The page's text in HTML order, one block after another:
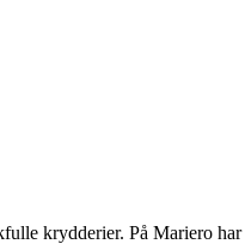
krydderier. På Mariero